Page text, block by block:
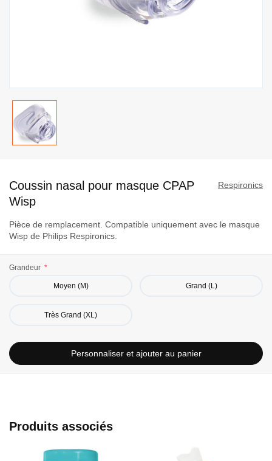
début
de
Galerie
d’images
Respironics
Coussin nasal pour masque CPAP
Wisp
Pièce de remplacement. Compatible uniquement avec le masque
Wisp de Philips Respironics.
Grandeur
Moyen (M) Grand (L)
Très Grand (XL)
Personnaliser et ajouter au panier
Produits associés